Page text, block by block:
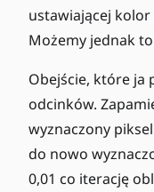
ustawiającej
Możemy jednak
Obejście, które ja
odcinków.
wyznaczony
do nowo
0,01 co iterację